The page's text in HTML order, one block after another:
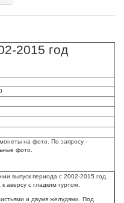
2015 год
на фото. По запросу -
фото.
выпуск периода с 2002-2015 год.
с гладким гуртом.
и двумя желудями. Под